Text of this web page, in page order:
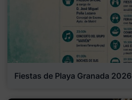
Fiestas de Playa Granada 2026